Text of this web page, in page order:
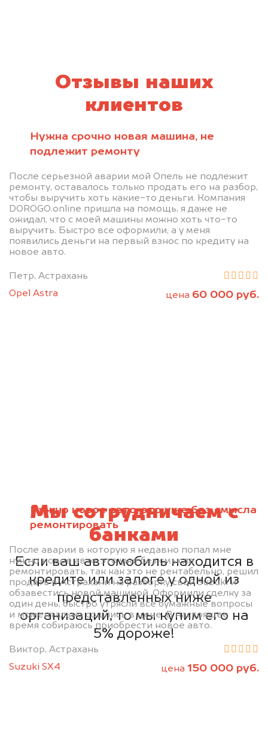
Отзывы наших
клиентов
Нужна срочно новая машина, не
подлежит ремонту
После серьезной аварии мой Опель не подлежит
ремонту, оставалось только продать его на разбор,
чтобы выручить хоть какие-то деньги. Компания
DOROGO.online пришла на помощь, я даже не
ожидал, что с моей машины можно хоть что-то
выручить. Быстро все оформили, а у меня
появились деньги на первый взнос по кредиту на
новое авто.
Петр, Астрахань
Opel Astra
цена 60 000 руб.
Нужно новое авто, это уже без смысла
ремонтировать
После аварии в которую я недавно попал мне
нужно новое авто, это уже без смысла
ремонтировать, так как это не рентабельно, решил
продать в Астрахани на разборку свой Suzuki и
обзавестись новой машиной. Оформили сделку за
один день, быстро утрясли все бумажные вопросы
и моментально сошлись в цене. В настоящее
время собираюсь приобрести новое авто.
Виктор, Астрахань
Suzuki SX4
цена 150 000 руб.
Мы сотрудничаем с
банками
Если ваш автомобиль находится в
кредите или залоге у одной из
представленных ниже
организаций, то мы купим его на
5% дороже!